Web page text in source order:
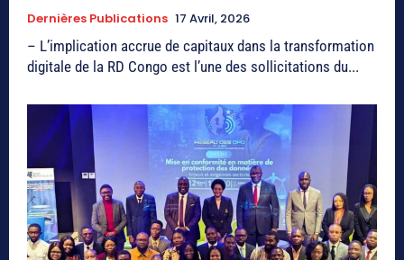
Dernières Publications 17 Avril, 2026
– L’implication accrue de capitaux dans la transformation
digitale de la RD Congo est l’une des sollicitations du...